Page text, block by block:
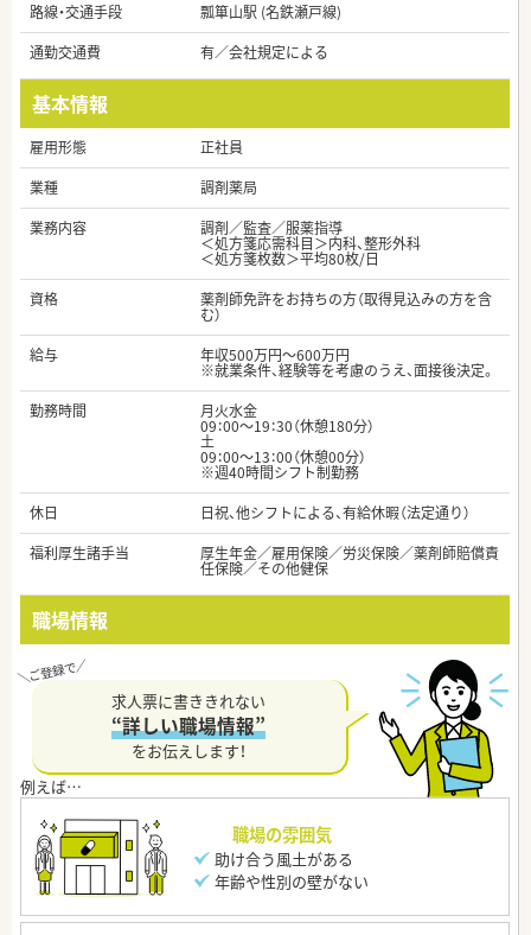
路線・交通手段
瓢箪山駅 (名鉄瀬戸線)
通勤交通費
有／会社規定による
基本情報
雇用形態
正社員
業種
調剤薬局
業務内容
調剤／監査／服薬指導
＜処方箋応需科目＞内科、整形外科
＜処方箋枚数＞平均80枚/日
資格
薬剤師免許をお持ちの方（取得見込みの方を含
む）
給与
年収500万円～600万円
※就業条件、経験等を考慮のうえ、面接後決定。
勤務時間
月火水金
09：00～19：30（休憩180分）
土
09：00～13：00（休憩00分）
※週40時間シフト制勤務
休日
日祝、他シフトによる、有給休暇（法定通り）
福利厚生諸手当
厚生年金／雇用保険／労災保険／薬剤師賠償責
任保険／その他健保
職場情報
求人票に書ききれない
“詳しい職場情報”
をお伝えします！
職場の雰囲気
助け合う風土がある
年齢や性別の壁がない